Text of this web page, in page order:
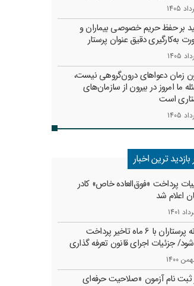
بر حفظ حریم خصوصی بیماران و
به‌کارگیری دقیق عنوان پرستار
زمان دعواهای درون‌گروهی نیست،
ما امروز در بیرون از سازمان‌های
است
بازدید ترین اخبار
پرداخت «فوق‌العاده خاص» کادر
اعلام شد
کارانه‌ پرستاران با 6 ماه تاخیر پرداخت
جزئیات اجرای قانون تعرفه گذاری
ثبت نام آزمون «صلاحیت حرفه‌ای